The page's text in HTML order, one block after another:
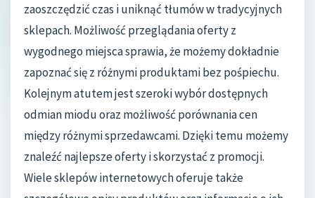
zaoszczędzić czas i uniknąć tłumów w tradycyjnych
sklepach. Możliwość przeglądania oferty z
wygodnego miejsca sprawia, że możemy dokładnie
zapoznać się z różnymi produktami bez pośpiechu.
Kolejnym atutem jest szeroki wybór dostępnych
odmian miodu oraz możliwość porównania cen
między różnymi sprzedawcami. Dzięki temu możemy
znaleźć najlepsze oferty i skorzystać z promocji.
Wiele sklepów internetowych oferuje także